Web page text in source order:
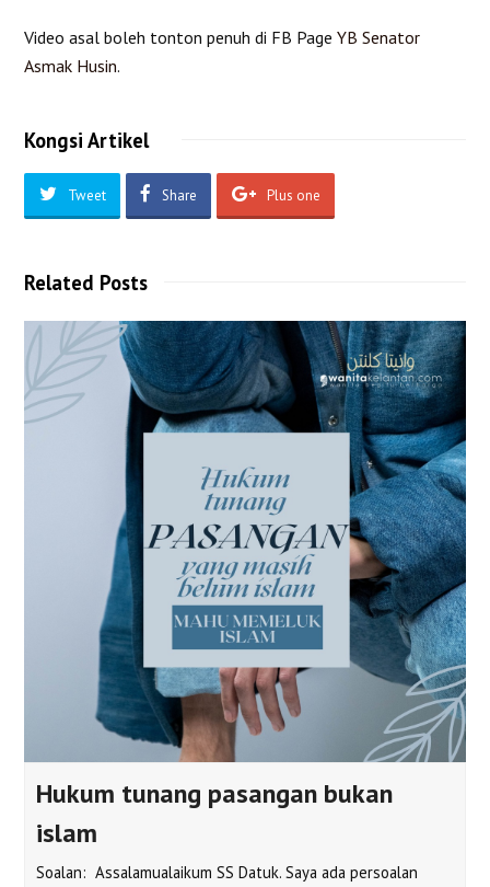
Video asal boleh tonton penuh di FB PageYB Senator
Asmak Husin.
Kongsi Artikel
Tweet Share Plus one
Related Posts
Hukum tunang pasangan bukan
islam
Soalan: Assalamualaikum SS Datuk. Saya ada persoalan